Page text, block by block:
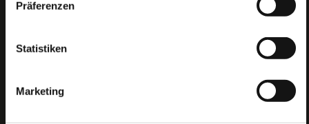
Präferenzen
Statistiken
Marketing